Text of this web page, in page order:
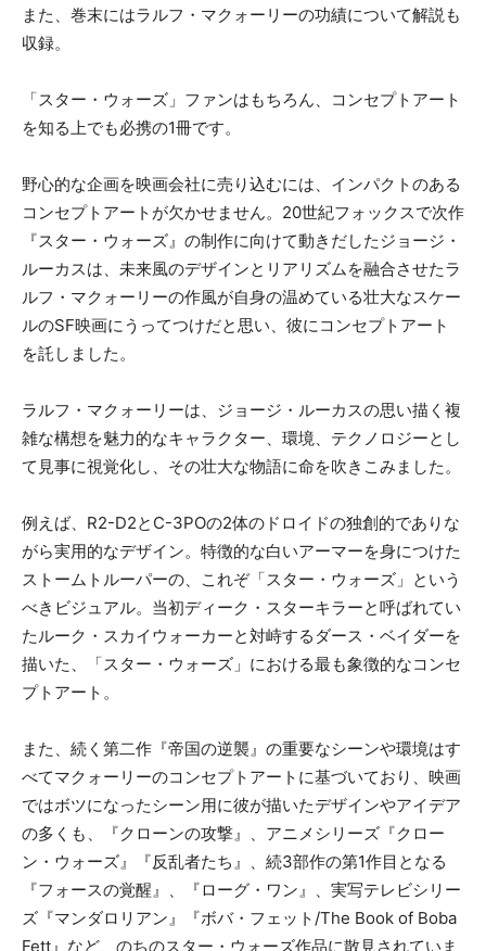
また、巻末にはラルフ・マクォーリーの功績について解説も
収録。
「スター・ウォーズ」ファンはもちろん、コンセプトアート
を知る上でも必携の1冊です。
野心的な企画を映画会社に売り込むには、インパクトのある
コンセプトアートが欠かせません。20世紀フォックスで次作
『スター・ウォーズ』の制作に向けて動きだしたジョージ・
ルーカスは、未来風のデザインとリアリズムを融合させたラ
ルフ・マクォーリーの作風が自身の温めている壮大なスケー
ルのSF映画にうってつけだと思い、彼にコンセプトアート
を託しました。
ラルフ・マクォーリーは、ジョージ・ルーカスの思い描く複
雑な構想を魅力的なキャラクター、環境、テクノロジーとし
て見事に視覚化し、その壮大な物語に命を吹きこみました。
例えば、R2-D2とC-3POの2体のドロイドの独創的でありな
がら実用的なデザイン。特徴的な白いアーマーを身につけた
ストームトルーパーの、これぞ「スター・ウォーズ」という
べきビジュアル。当初ディーク・スターキラーと呼ばれてい
たルーク・スカイウォーカーと対峙するダース・ベイダーを
描いた、「スター・ウォーズ」における最も象徴的なコンセ
プトアート。
また、続く第二作『帝国の逆襲』の重要なシーンや環境はす
べてマクォーリーのコンセプトアートに基づいており、映画
ではボツになったシーン用に彼が描いたデザインやアイデア
の多くも、『クローンの攻撃』、アニメシリーズ『クロー
ン・ウォーズ』『反乱者たち』、続3部作の第1作目となる
『フォースの覚醒』、『ローグ・ワン』、実写テレビシリー
ズ『マンダロリアン』『ボバ・フェット/The Book of Boba
Fett』など、のちのスター・ウォーズ作品に散見されていま